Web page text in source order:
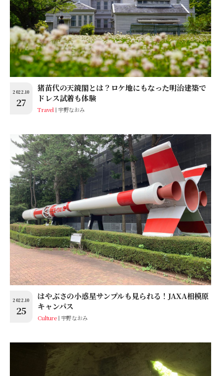
2022.10
27
猪苗代の天鏡閣とは？ロケ地にもなった明治建築で
ドレス試着も体験
Travel 宇野なおみ
2022.10
25
はやぶさの小惑星サンプルも見られる！JAXA相模原
キャンパス
Culture 宇野なおみ